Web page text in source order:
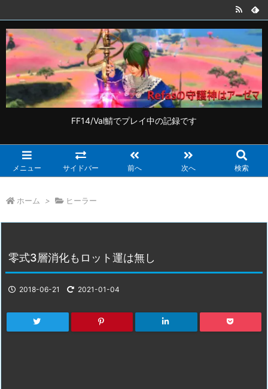
FF14/Val鯖でプレイ中の記録です
メニュー サイドバー 前へ 次へ 検索
ホーム > ヒーラー
零式3層消化もロット運は無し
2018-06-21 2021-01-04